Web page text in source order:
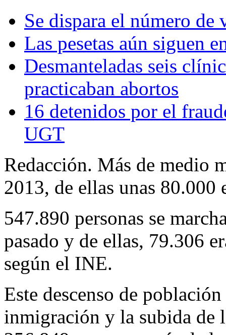
Se dispara el número
Las pesetas aún siguen
Desmanteladas seis
practicaban abortos
16 detenidos por el
UGT
Redacción. Más de medio
2013, de ellas unas 80.000
547.890 personas se
pasado y de ellas, 79.306
según el INE.
Este descenso de
inmigración y la subida de